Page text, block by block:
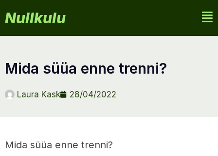
Nullkulu
mida süüa enne trenni?
Laura Kask 28/04/2022
Mida süüa enne trenni?